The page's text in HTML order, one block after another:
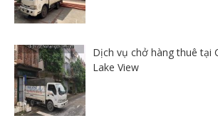
Dịch vụ chở hàng thuê tại
Lake View